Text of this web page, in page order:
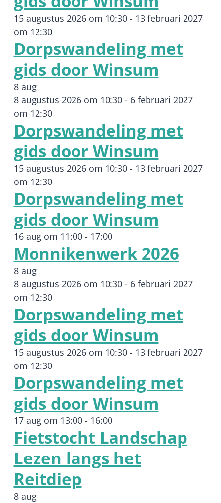
15 augustus 2026 om 10:30- 13 februari 2027
om 12:30
Dorpswandeling met
gids door Winsum
8 aug
8 augustus 2026 om 10:30- 6 februari 2027
om 12:30
Dorpswandeling met
gids door Winsum
15 augustus 2026 om 10:30- 13 februari 2027
om 12:30
Dorpswandeling met
gids door Winsum
16 aug om 11:00- 17:00
Monnikenwerk 2026
8 aug
8 augustus 2026 om 10:30- 6 februari 2027
om 12:30
Dorpswandeling met
gids door Winsum
15 augustus 2026 om 10:30- 13 februari 2027
om 12:30
Dorpswandeling met
gids door Winsum
17 aug om 13:00- 16:00
Fietstocht Landschap
Lezen langs het
Reitdiep
8 aug